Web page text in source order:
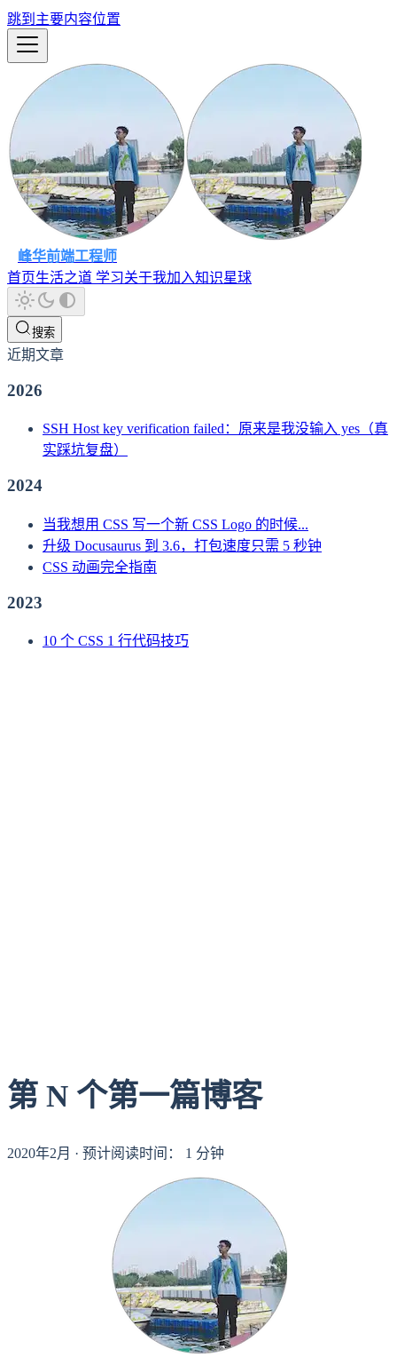
跳到主要内容位置
峰华前端工程师
首页生活之道 学习关于我加入知识星球
搜索
近期文章
2026
SSH Host key verification failed：原来是我没输入 yes（真
实踩坑复盘）
2024
当我想用 CSS 写一个新 CSS Logo 的时候...
升级 Docusaurus 到 3.6，打包速度只需 5 秒钟
CSS 动画完全指南
2023
10 个 CSS 1 行代码技巧
第 N 个第一篇博客
2020年2月 · 预计阅读时间： 1 分钟